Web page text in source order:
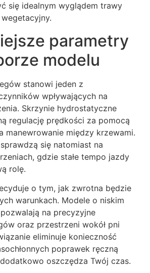
się idealnym wyglądem trawy
parametry
modelu
stanowi jeden z
wpływających na
Skrzynie hydrostatyczne
regulację prędkości za pomocą
manewrowanie między krzewami.
się natomiast na
gdzie stałe tempo jazdy
rolę.
o tym, jak zwrotna będzie
warunkach. Modele o niskim
na precyzyjne
oraz przestrzeni wokół pni
eliminuje konieczność
poprawek ręczną
oszczędza Twój czas.